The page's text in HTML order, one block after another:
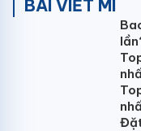
giảm được sự thất
MÀN HÌNH LED
Màn hình hiển thị
dụng kiểm soát và
BÀI VIẾT MI